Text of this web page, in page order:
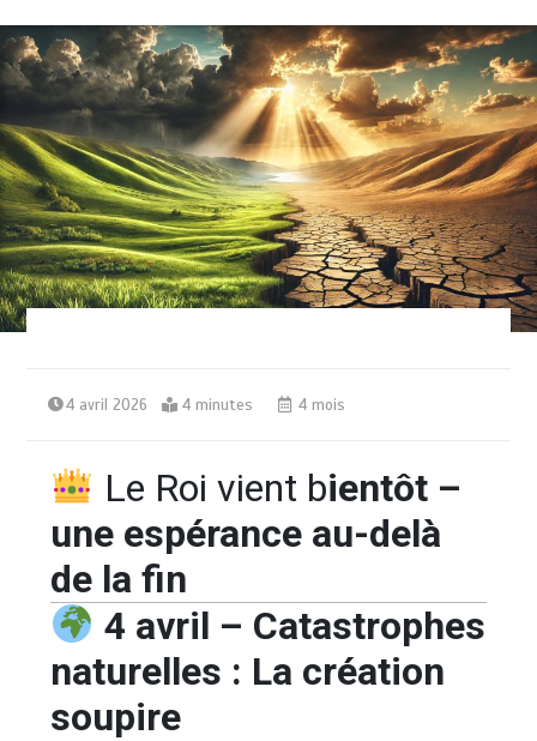
4 avril 2026 4 minutes 4 mois
Le Roi vient bientôt –
une espérance au-delà
de la fin
4 avril – Catastrophes
naturelles : La création
soupire